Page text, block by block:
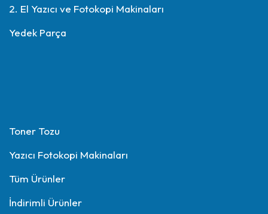
2. El Yazıcı ve Fotokopi Makinaları
Yedek Parça
Toner Tozu
Yazıcı Fotokopi Makinaları
Tüm Ürünler
İndirimli Ürünler